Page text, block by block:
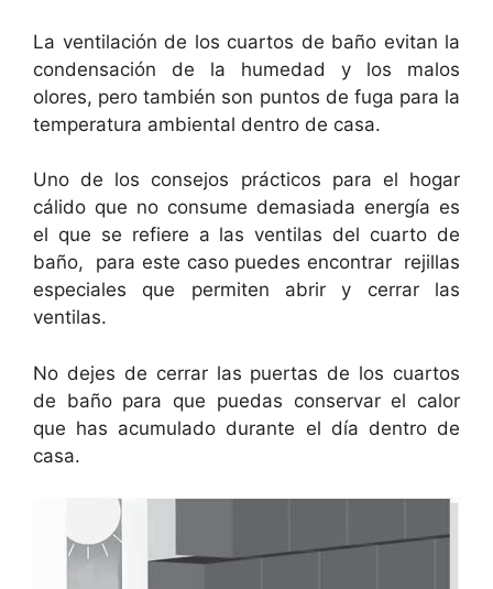
La ventilación de los cuartos de baño evitan la
condensación de la humedad y los malos
olores, pero también son puntos de fuga para la
temperatura ambiental dentro de casa.
Uno de los consejos prácticos para el hogar
cálido que no consume demasiada energía es
el que se refiere a las ventilas del cuarto de
baño, para este caso puedes encontrar rejillas
especiales que permiten abrir y cerrar las
ventilas.
No dejes de cerrar las puertas de los cuartos
de baño para que puedas conservar el calor
que has acumulado durante el día dentro de
casa.